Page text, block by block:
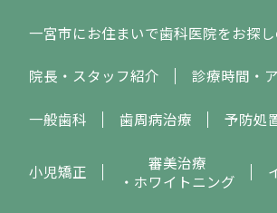
一宮市にお住まいで歯科医院をお探
院長・スタッフ紹介 診療時間・
一般歯科 歯周病治療 予防処
小児矯正
審美治療
・ホワイトニング